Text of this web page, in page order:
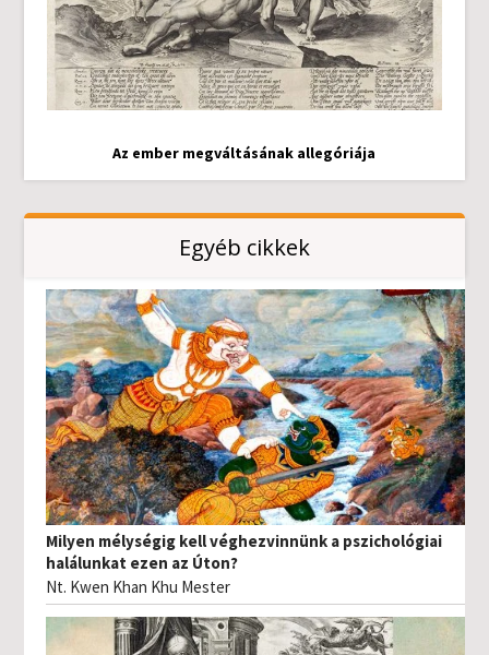
Az ember megváltásának allegóriája
Egyéb cikkek
Milyen mélységig kell véghezvinnünk a pszichológiai
halálunkat ezen az Úton?
Nt. Kwen Khan Khu Mester